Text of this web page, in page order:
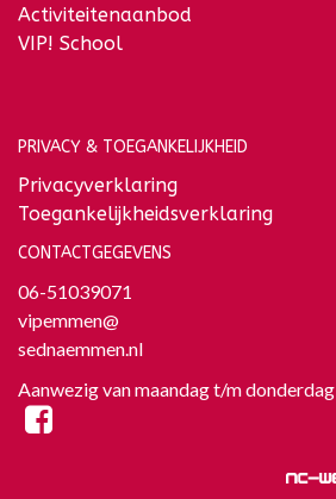
Activiteitenaanbod
VIP! School
PRIVACY & TOEGANKELIJKHEID
Privacyverklaring
Toegankelijkheidsverklaring
CONTACTGEGEVENS
06-51039071
vipemmen@
sednaemmen.nl
Aanwezig van maandag t/m donderdag